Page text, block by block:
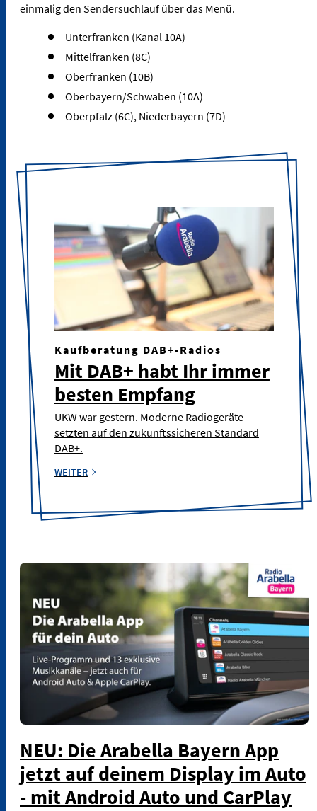
einmalig den Sendersuchlauf über das Menü.
Unterfranken (Kanal 10A)
Mittelfranken (8C)
Oberfranken (10B)
Oberbayern/Schwaben (10A)
Oberpfalz (6C), Niederbayern (7D)
Kaufberatung DAB+-Radios
Mit DAB+ habt Ihr immer
besten Empfang
UKW war gestern. Moderne Radiogeräte
setzten auf den zukunftssicheren Standard
DAB+.
WEITER
NEU: Die Arabella Bayern App
jetzt auf deinem Display im Auto
- mit Android Auto und CarPlay